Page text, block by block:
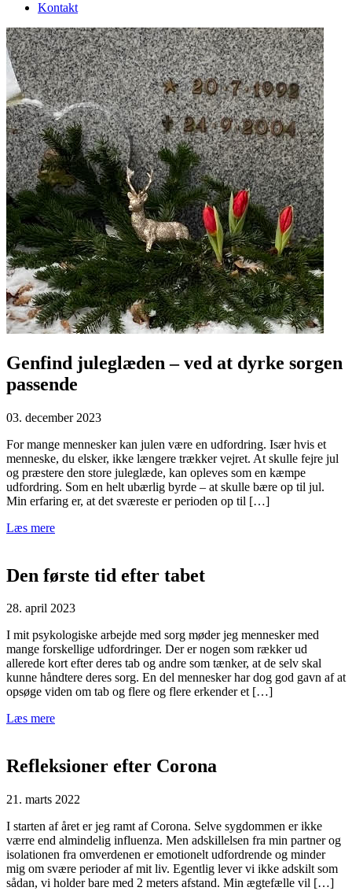
Kontakt
Genfind juleglæden – ved at dyrke sorgen
passende
03. december 2023
For mange mennesker kan julen være en udfordring. Især hvis et
menneske, du elsker, ikke længere trækker vejret. At skulle fejre jul
og præstere den store juleglæde, kan opleves som en kæmpe
udfordring. Som en helt ubærlig byrde – at skulle bære op til jul.
Min erfaring er, at det sværeste er perioden op til […]
Læs mere
Den første tid efter tabet
28. april 2023
I mit psykologiske arbejde med sorg møder jeg mennesker med
mange forskellige udfordringer. Der er nogen som rækker ud
allerede kort efter deres tab og andre som tænker, at de selv skal
kunne håndtere deres sorg. En del mennesker har dog god gavn af at
opsøge viden om tab og flere og flere erkender et […]
Læs mere
Refleksioner efter Corona
21. marts 2022
I starten af året er jeg ramt af Corona. Selve sygdommen er ikke
værre end almindelig influenza. Men adskillelsen fra min partner og
isolationen fra omverdenen er emotionelt udfordrende og minder
mig om svære perioder af mit liv. Egentlig lever vi ikke adskilt som
sådan, vi holder bare med 2 meters afstand. Min ægtefælle vil […]